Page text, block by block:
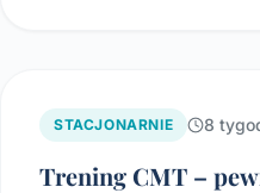
STACJONARNIE 8
Trening CMT –